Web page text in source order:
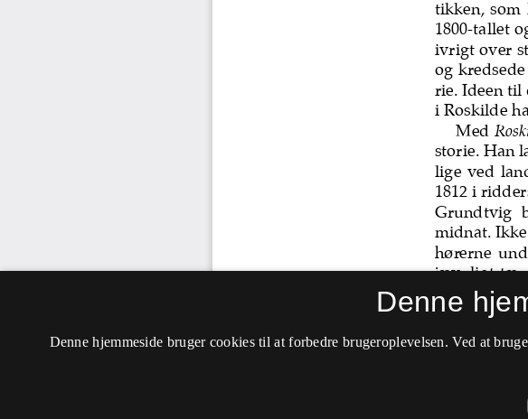
Denne
Denne hjemmeside bruger cookies til at forbedre brugeroplevelsen. Ved at